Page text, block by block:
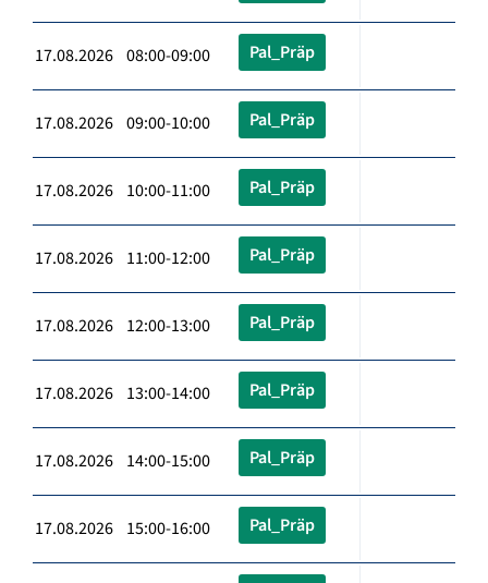
17.08.2026 08:00-09:00 Pal_Präp
17.08.2026 09:00-10:00 Pal_Präp
17.08.2026 10:00-11:00 Pal_Präp
17.08.2026 11:00-12:00 Pal_Präp
17.08.2026 12:00-13:00 Pal_Präp
17.08.2026 13:00-14:00 Pal_Präp
17.08.2026 14:00-15:00 Pal_Präp
17.08.2026 15:00-16:00 Pal_Präp